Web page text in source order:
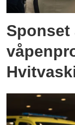
Sponset